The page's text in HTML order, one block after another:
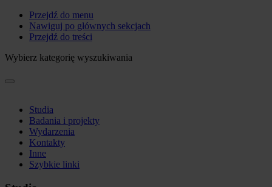
Przejdź do menu
Nawiguj po głównych sekcjach
Przejdź do treści
Wybierz kategorię wyszukiwania
Studia
Badania i projekty
Wydarzenia
Kontakty
Inne
Szybkie linki